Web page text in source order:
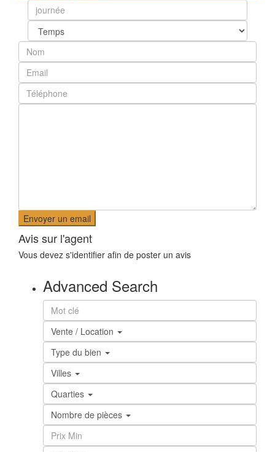
Avis sur l'agent
Vous devez s'identifier afin de poster un avis
Advanced Search
Vente / Location
Type du bien
Villes
Quarties
Nombre de pièces